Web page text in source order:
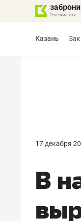
Казань
17 декабря
В